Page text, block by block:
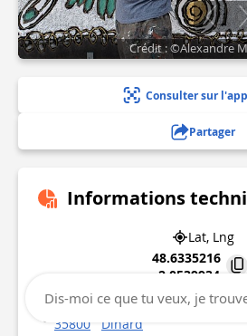
Crédit : ©Alexandre
Consulter sur
Partager
Informations
Lat, Lng
48.6335216
-2.0539934
2 boulevard Féart
35800
Dinard
Dis-moi ce que tu veux, je